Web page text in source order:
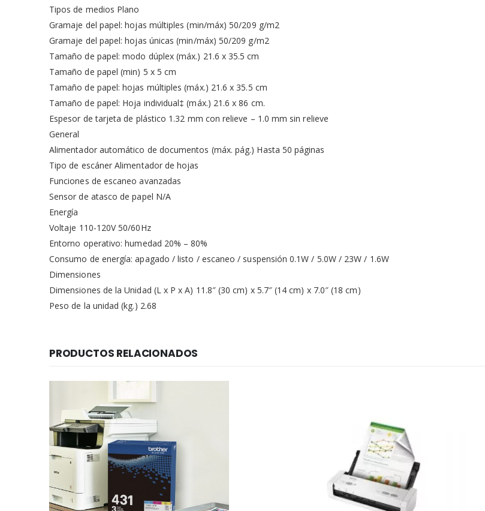
Tipos de medios Plano
Gramaje del papel: hojas múltiples (min/máx) 50/209 g/m2
Gramaje del papel: hojas únicas (min/máx) 50/209 g/m2
Tamaño de papel: modo dúplex (máx.) 21.6 x 35.5 cm
Tamaño de papel (min) 5 x 5 cm
Tamaño de papel: hojas múltiples (máx.) 21.6 x 35.5 cm
Tamaño de papel: Hoja individual‡ (máx.) 21.6 x 86 cm.
Espesor de tarjeta de plástico 1.32 mm con relieve – 1.0 mm sin relieve
General
Alimentador automático de documentos (máx. pág.) Hasta 50 páginas
Tipo de escáner Alimentador de hojas
Funciones de escaneo avanzadas
Sensor de atasco de papel N/A
Energía
Voltaje 110-120V 50/60Hz
Entorno operativo: humedad 20% – 80%
Consumo de energía: apagado / listo / escaneo / suspensión 0.1W / 5.0W / 23W / 1.6W
Dimensiones
Dimensiones de la Unidad (L x P x A) 11.8″ (30 cm) x 5.7″ (14 cm) x 7.0″ (18 cm)
Peso de la unidad (kg.) 2.68
PRODUCTOS RELACIONADOS